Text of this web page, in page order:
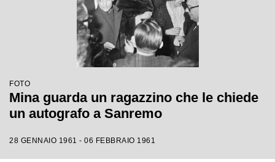
FOTO
Mina guarda un ragazzino che le chiede
un autografo a Sanremo
28 GENNAIO 1961 - 06 FEBBRAIO 1961